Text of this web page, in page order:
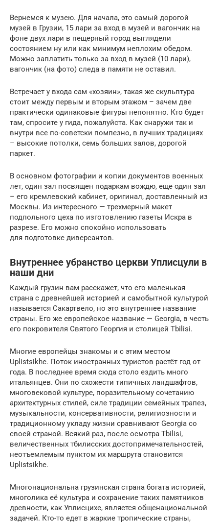
Вернемся к музею. Для начала, это самый дорогой
музей в Грузии, 15 лари за вход в музей и вагончик на
фоне двух лари в пещерный город выглядели
состоянием ну или как минимум неплохим обедом.
Можно заплатить только за вход в музей (10 лари),
вагончик (на фото) следа в памяти не оставил.
Встречает у входа сам «хозяин», такая же скульптура
стоит между первым и вторым этажом – зачем две
практически одинаковые фигуры непонятно. Кто будет
там, спросите у гида, пожалуйста. Как снаружи так и
внутри все по-советски помпезно, в лучших традициях
– высокие потолки, семь больших залов, дорогой
паркет.
В основном фотографии и копии документов военных
лет, один зал посвящен подаркам вождю, еще один зал
– его кремлевский кабинет, оригинал, доставленный из
Москвы. Из интересного — трехмерный макет
подпольного цеха по изготовлению газеты Искра в
разрезе. Его можно спокойно использовать
для подготовке диверсантов.
Внутреннее убранство церкви Уплисцули в
наши дни
Каждый грузин вам расскажет, что его маленькая
страна с древнейшей историей и самобытной культурой
называется Сакартвело, но это внутреннее название
страны. Его же европейское название — Georgia, в честь
его покровителя Святого Георгия и столицей Tbilisi.
Многие европейцы знакомы и с этим местом
Uplistsikhe. Поток иностранных туристов растёт год от
года. В последнее время сюда столо ездить много
итальянцев. Они по схожести типичных ландшафтов,
многовековой культуре, поразительному сочетанию
архитектурных стилей, силе традиции семейных трапез,
музыкальности, консервативности, религиозности и
традиционному укладу жизни сравнивают Georgia со
своей страной. Всякий раз, после осмотра Tbilisi,
величественных тбилисских достопримечательностей,
неотъемлемым пунктом их маршрута становится
Uplistsikhe.
Многонациональна грузинская страна богата историей,
многолика её культура и сохранение таких памятников
древности, как Уплисцихе, является общенациональной
задачей. Кто-то едет в жаркие тропические страны,